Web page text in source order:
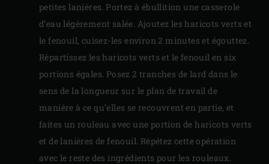
petites lanières. Portez à ébullition une casserole
d’eau légèrement salée. Ajoutez les haricots verts et
le fenouil, cuisez-les environ 2 minutes et égouttez.
Répartissez les haricots verts et le fenouil en six
portions égales. Posez 2 tranches de lard dans le
sens de la longueur sur le plan de travail de
manière à ce qu’elles se recouvrent en partie, et
faites un rouleau avec une portion de haricots verts
et de lanières de fenouil. Répétez cette opération
avec le reste des ingrédients pour les rouleaux.